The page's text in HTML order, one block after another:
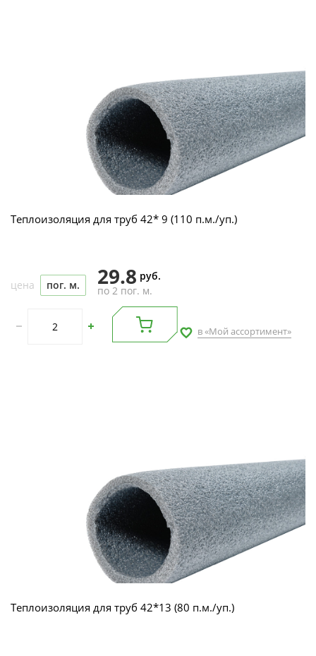
Теплоизоляция для труб 42* 9 (110 п.м./уп.)
цена пог. м. 29.8 руб.
по 2 пог. м.
в «Мой ассортимент»
Теплоизоляция для труб 42*13 (80 п.м./уп.)